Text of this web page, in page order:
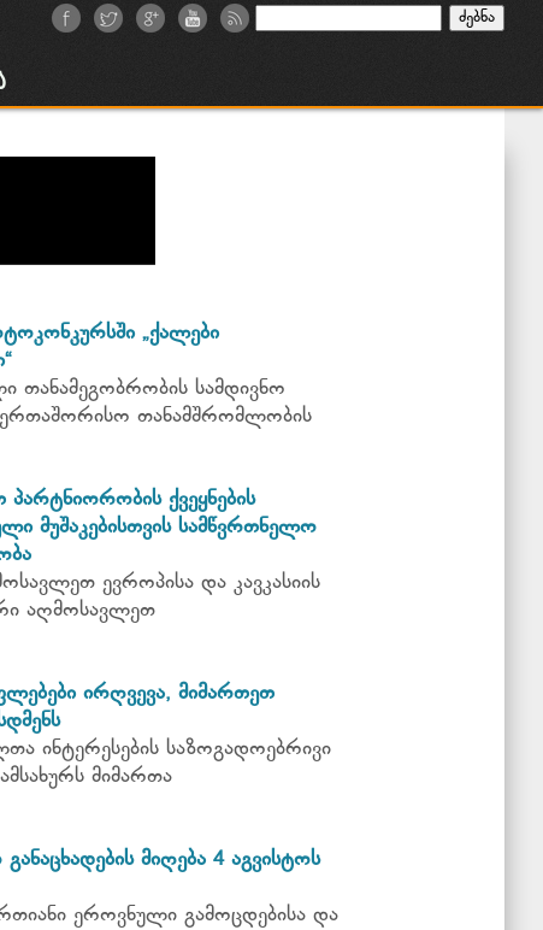
„ქალები
თანამეგობრობის სამდივნო
თანამშრომლობის
ქვეყნების
მუშაკებისთვის სამწვრთნელო
ევროპისა და კავკასიის
აღმოსავლეთ
ირღვევა, მიმართეთ
ინტერესების საზოგადოებრივი
მიმართა
მიღება 4 აგვისტოს
ეროვნული გამოცდებისა და